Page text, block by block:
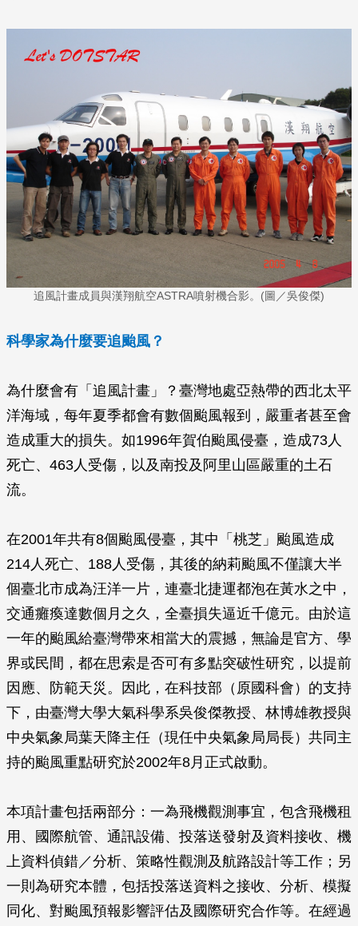
追風計畫成員與漢翔航空ASTRA噴射機合影。(圖／吳俊傑)
科學家為什麼要追颱風？
為什麼會有「追風計畫」？臺灣地處亞熱帶的西北太平
洋海域，每年夏季都會有數個颱風報到，嚴重者甚至會
造成重大的損失。如1996年賀伯颱風侵臺，造成73人
死亡、463人受傷，以及南投及阿里山區嚴重的土石
流。
在2001年共有8個颱風侵臺，其中「桃芝」颱風造成
214人死亡、188人受傷，其後的納莉颱風不僅讓大半
個臺北市成為汪洋一片，連臺北捷運都泡在黃水之中，
交通癱瘓達數個月之久，全臺損失逼近千億元。由於這
一年的颱風給臺灣帶來相當大的震撼，無論是官方、學
界或民間，都在思索是否可有多點突破性研究，以提前
因應、防範天災。因此，在科技部（原國科會）的支持
下，由臺灣大學大氣科學系吳俊傑教授、林博雄教授與
中央氣象局葉天降主任（現任中央氣象局局長）共同主
持的颱風重點研究於2002年8月正式啟動。
本項計畫包括兩部分：一為飛機觀測事宜，包含飛機租
用、國際航管、通訊設備、投落送發射及資料接收、機
上資料偵錯／分析、策略性觀測及航路設計等工作；另
一則為研究本體，包括投落送資料之接收、分析、模擬
同化、對颱風預報影響評估及國際研究合作等。在經過